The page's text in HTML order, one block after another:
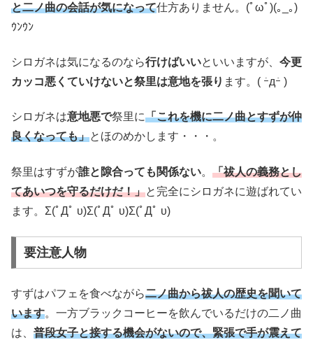
と二ノ曲の会話が気になって仕方ありません。(ﾟωﾟ)(｡_｡)
ｳﾝｳﾝ
シロガネは気になるのなら行けばいいといいますが、 今更
カッコ悪くていけないと祭里は意地を張り ます。( ｰ̀дｰ́ )
シロガネは意地悪で祭里に「これを機に二ノ曲とすずが仲
良くなっても」とほのめかします・・・。
祭里はすずが誰と隙合っても関係ない。 「祓人の義務とし
てあいつを守るだけだ！」と完全にシロガネに遊ばれてい
ます。Σ(ﾟДﾟ υ)Σ(ﾟДﾟ υ)Σ(ﾟДﾟ υ)
要注意人物
すずはパフェを食べながら二ノ曲から祓人の歴史を聞いて
います。一方ブラックコーヒーを飲んでいるだけの二ノ曲
は、 普段女子と接する機会がないので、緊張で手が震えて